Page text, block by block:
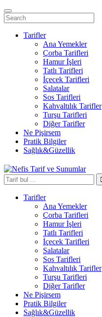
Tarifler
Ana Yemekler
Çorba Tarifleri
Hamur İşleri
Tatlı Tarifleri
İçecek Tarifleri
Salatalar
Sos Tarifleri
Kahvaltılık Tarifler
Turşu Tarifleri
Diğer Tarifler
Ne Pişirsem
Pratik Bilgiler
Sağlık&Güzellik
Tarifler
Ana Yemekler
Çorba Tarifleri
Hamur İşleri
Tatlı Tarifleri
İçecek Tarifleri
Salatalar
Sos Tarifleri
Kahvaltılık Tarifler
Turşu Tarifleri
Diğer Tarifler
Ne Pişirsem
Pratik Bilgiler
Sağlık&Güzellik